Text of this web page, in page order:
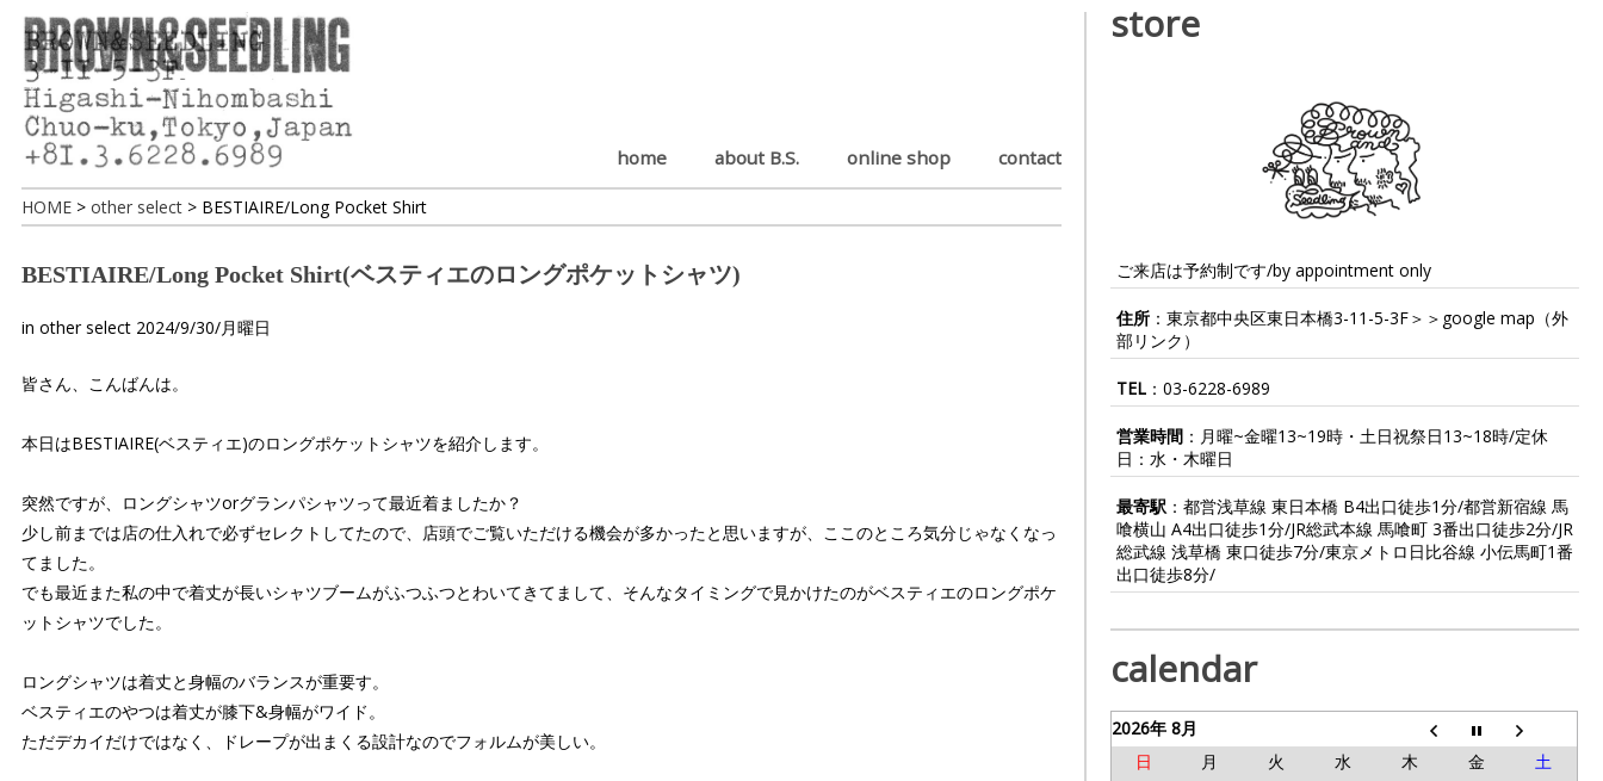
home about B.S. online shop contact
HOME >other select > BESTIAIRE/Long Pocket Shirt
BESTIAIRE/Long Pocket Shirt(ベスティエのロングポケットシャツ)
inother select 2024/9/30/月曜日
皆さん、こんばんは。
本日はBESTIAIRE(ベスティエ)のロングポケットシャツを紹介します。
突然ですが、ロングシャツorグランパシャツって最近着ましたか？
少し前までは店の仕入れで必ずセレクトしてたので、店頭でご覧いただける機会が多かったと思いますが、ここのところ気分じゃなくなっ
てました。
でも最近また私の中で着丈が長いシャツブームがふつふつとわいてきてまして、そんなタイミングで見かけたのがベスティエのロングポケ
ットシャツでした。
ロングシャツは着丈と身幅のバランスが重要す。
ベスティエのやつは着丈が膝下&身幅がワイド。
ただデカイだけではなく、ドレープが出まくる設計なのでフォルムが美しい。
store
ご来店は予約制です/by appointment only
住所 ：東京都中央区東日本橋3-11-5-3F＞＞ google map （外
部リンク）
TEL ：03-6228-6989
営業時間 ：月曜~金曜13~19時・土日祝祭日13~18時/定休
日：水・木曜日
最寄駅 ：都営浅草線 東日本橋 B4出口徒歩1分/都営新宿線 馬
喰横山 A4出口徒歩1分/JR総武本線 馬喰町 3番出口徒歩2分/JR
総武線 浅草橋 東口徒歩7分/東京メトロ日比谷線 小伝馬町1番
出口徒歩8分/
calendar
2026年 8月
日
月 火 水 木 金
土